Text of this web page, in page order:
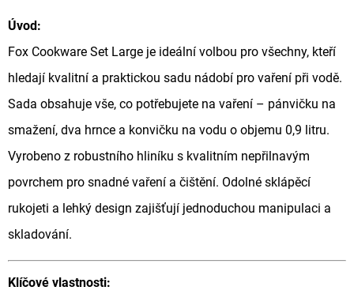
Úvod:
Fox Cookware Set Large je ideální volbou pro všechny, kteří
hledají kvalitní a praktickou sadu nádobí pro vaření při vodě.
Sada obsahuje vše, co potřebujete na vaření – pánvičku na
smažení, dva hrnce a konvičku na vodu o objemu 0,9 litru.
Vyrobeno z robustního hliníku s kvalitním nepřilnavým
povrchem pro snadné vaření a čištění. Odolné sklápěcí
rukojeti a lehký design zajišťují jednoduchou manipulaci a
skladování.
Klíčové vlastnosti:
D
P
O
R
U
Č
U
J
E